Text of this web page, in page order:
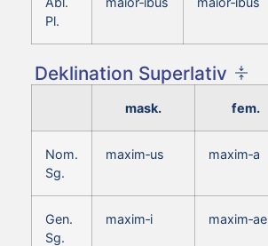
Pl.
Deklination Superlativ
mask. fem.
Nom.
Sg.
maxim‑us maxim‑a
Gen.
Sg.
maxim‑i maxim‑ae